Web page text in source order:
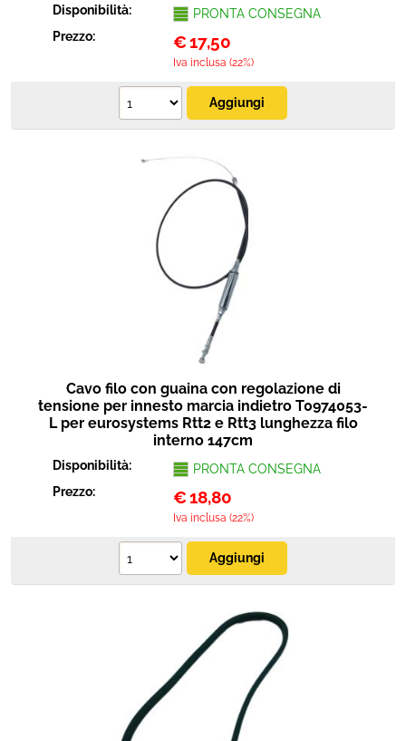
Disponibilità:
PRONTA CONSEGNA
Prezzo:
€17,50
Iva inclusa (22%)
Cavo filo con guaina con regolazione di
tensione per innesto marcia indietro T0974053-
L per eurosystems Rtt2 e Rtt3 lunghezza filo
interno 147cm
Disponibilità:
PRONTA CONSEGNA
Prezzo:
€18,80
Iva inclusa (22%)